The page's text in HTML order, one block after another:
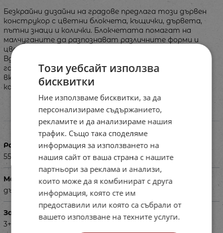
Безкрайни дизайни на градове предлага този дървен
конструкор с цветни блокчета, къщички, дървета,
пътни знаци и колички. Блокчетата помагат на
малчуганите да разпознават различните форми и
цветове, да се учат да подреждат и сортират.
Вдъхновяват креативността им. Количките
гарантират допълнителни забавления. Комплектът
включва 50 части и е в удобна за съхранение кутия с
капак.
Характеристики
Размери на опаковката в см
55.5 x 37.5 x 26.8
Материал
дърво
За деца на възраст
3+
Този уебсайт използва
бисквитки
Ние използваме бисквитки, за да
персонализираме съдържанието,
рекламите и да анализираме нашия
трафик. Също така споделяме
информация за използването на
нашия сайт от ваша страна с нашите
партньори за реклама и анализи,
които може да я комбинират с друга
информация, която сте им
предоставили или която са събрали от
вашето използване на техните услуги.